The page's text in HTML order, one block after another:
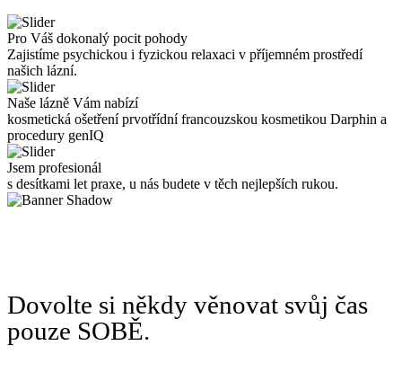
Pro Váš dokonalý pocit pohody
Zajistíme psychickou i fyzickou relaxaci v příjemném prostředí
našich lázní.
Naše lázně Vám nabízí
kosmetická ošetření prvotřídní francouzskou kosmetikou Darphin a
procedury genIQ
Jsem profesionál
s desítkami let praxe, u nás budete v těch nejlepších rukou.
Dovolte si někdy věnovat svůj čas
pouze SOBĚ.